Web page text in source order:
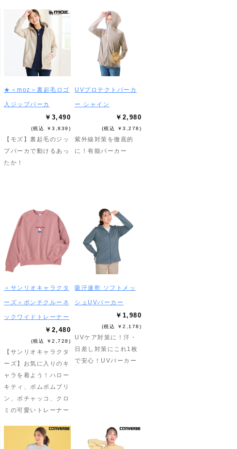
★＜moz＞裏起毛ロゴ
入ジップパーカ
￥3,490
(税込 ￥3,839)
【モズ】裏起毛のジッ
プパーカで動けるあっ
たか！
UVプロテクトパーカ
ー シャイン
￥2,980
(税込 ￥3,278)
紫外線対策を徹底的
に！有能パーカー
＜サンリオキャラクタ
ーズ＞ポンチクルーネ
ックワイドトレーナー
￥2,480
(税込 ￥2,728)
【サンリオキャラクタ
ーズ】お気に入りのキ
ャラを着よう！ハロー
キティ、ポムポムプリ
ン、ポチャッコ、クロ
ミの可愛いトレーナー
吸汗速乾 ソフトメッ
シュUVパーカー
￥1,980
(税込 ￥2,178)
UVケア対策に！汗・
日差し対策にこれ1枚
で安心！UVパーカー